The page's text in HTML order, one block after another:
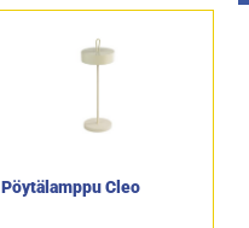
Pöytälamppu Cleo